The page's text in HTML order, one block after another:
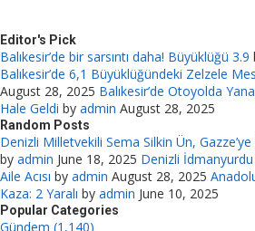
Editor's Pick
Balıkesir’de bir sarsıntı daha! Büyüklüğü 3.9
Balıkesir’de 6,1 Büyüklüğündeki Zelzele
August 28, 2025 Balıkesir’de Otoyolda
Hale Geldi by admin August 28, 2025
Random Posts
Denizli Milletvekili Sema Silkin Ün, Gazze’ye
by admin June 18, 2025 Denizli İdmanyurdu
Aile Acısı by admin August 28, 2025
Kaza: 2 Yaralı by admin June 10, 2025
Popular Categories
Gündem (1,140)